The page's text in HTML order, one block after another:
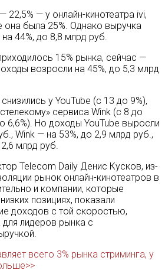
— у онлайн-кинотеатра ivi,
она была 25%. Однако выручка
44%, до 8,8 млрд руб.
15% рынка, сейчас —
возросли на 45%, до 5,3 млрд
у YouTube (с 13 до 9%),
сервиса Wink (с 8 до
6,6%). Но доходы YouTube выросли
Wink — на 53%, до 2,9 млрд руб.,
млрд руб.
Telecom Daily Денис Кусков, из-
рынок онлайн-кинотеатров в
и компании, которые
позициях, показали
доходов с той скоростью,
лидеров рынка с
всего 3% рынка стриминга, у